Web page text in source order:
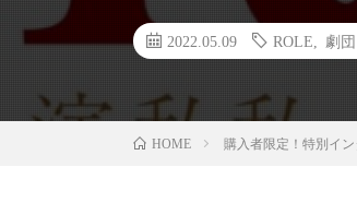
2022.05.09 ROLE 劇
HOME 購入者限定！特別イ